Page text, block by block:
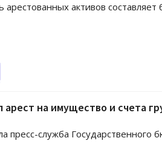
активов составляет
на имущество и счета
пресс-служба Государственного